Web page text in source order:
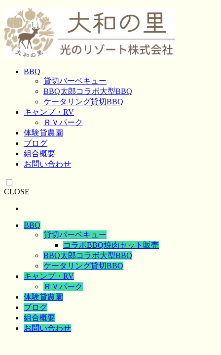
BBQ
貸切バーベキュー
BBQ太郎コラボ大型BBQ
ケータリング貸切BBQ
キャンプ・RV
ＲＶパーク
体験貸農園
ブログ
組合概要
お問い合わせ
CLOSE
BBQ
貸切バーベキュー
コラボBBQ焼肉セット販売
BBQ太郎コラボ大型BBQ
ケータリング貸切BBQ
キャンプ・RV
ＲＶパーク
体験貸農園
ブログ
組合概要
お問い合わせ